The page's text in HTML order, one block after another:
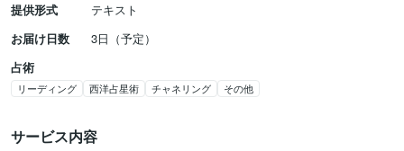
提供形式
テキスト
お届け日数
3日（予定）
占術
リーディング 西洋占星術 チャネリング その他
サービス内容